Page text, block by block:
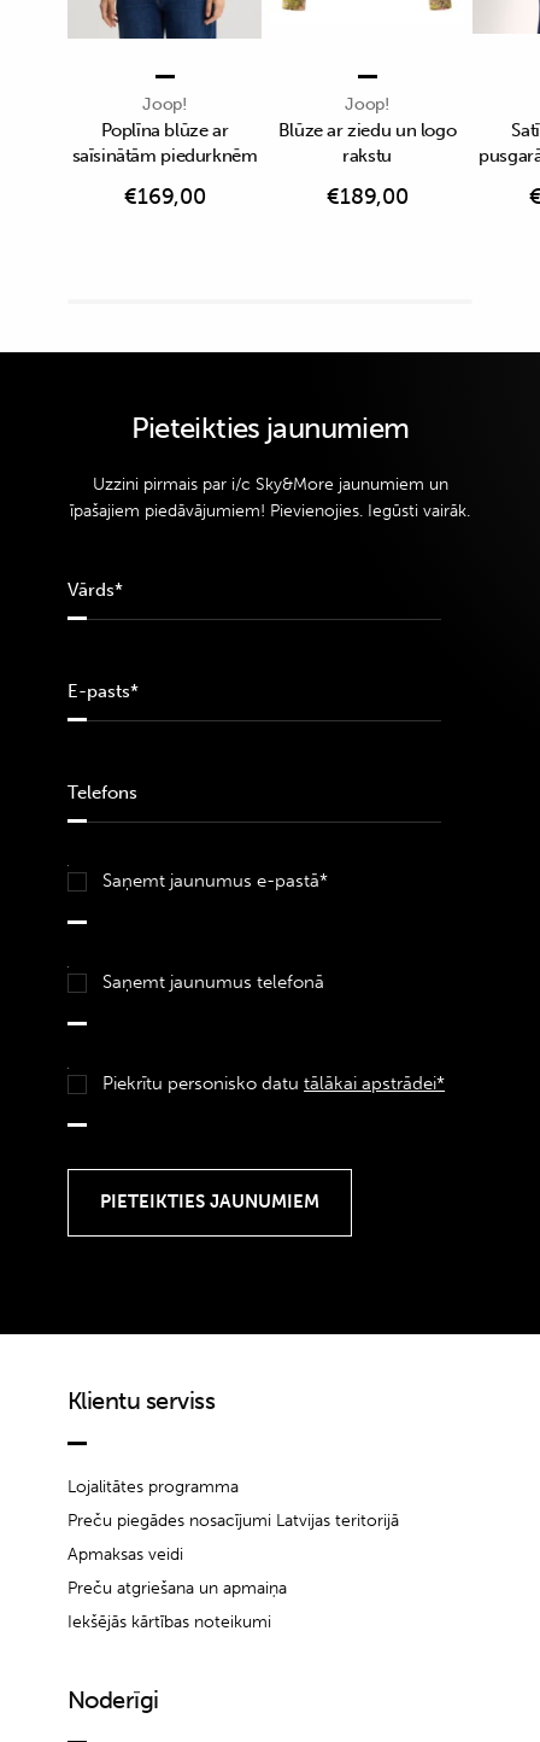
Joop!
Poplīna blūze ar
saīsinātām piedurknēm
€169,00
Joop!
Blūze ar ziedu un logo
rakstu
€189,00
Pieteikties jaunumiem
Uzzini pirmais par i/c Sky&More jaunumiem un
īpašajiem piedāvājumiem! Pievienojies. Iegūsti vairāk.
Saņemt jaunumus e-pastā*
Saņemt jaunumus telefonā
Piekrītu personisko datu tālākai apstrādei*
Klientu serviss
Lojalitātes programma
Preču piegādes nosacījumi Latvijas teritorijā
Apmaksas veidi
Preču atgriešana un apmaiņa
Iekšējās kārtības noteikumi
Noderīgi